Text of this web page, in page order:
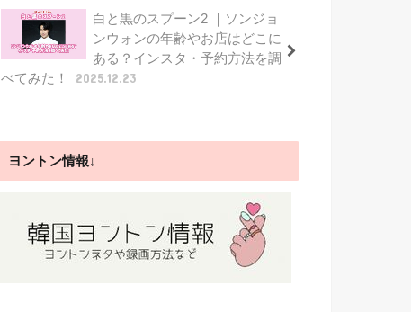
白と黒のスプーン2 ｜ソンジョ
ンウォンの年齢やお店はどこに
ある？インスタ・予約方法を調
べてみた！
2025.12.23
ヨントン情報↓